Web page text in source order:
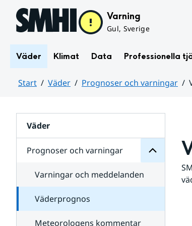
Hoppa till sidans innehåll Varning
Gul, Sverige
Väder Klimat Data Professionella
Start Väder Prognoser och varningar
Väder
Prognoser och varningar
för
varningar
Varningar och meddelanden
Väderprognos
Meteorologens kommentar